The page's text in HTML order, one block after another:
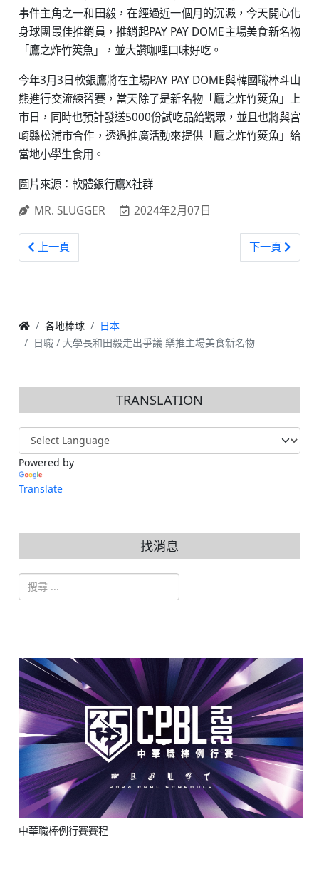
事件主角之一和田毅，在經過近一個月的沉澱，今天開心化
身球團最佳推銷員，推銷起PAY PAY DOME主場美食新名物
「鷹之炸竹筴魚」，並大讚咖哩口味好吃。
今年3月3日軟銀鷹將在主場PAY PAY DOME與韓國職棒斗山
熊進行交流練習賽，當天除了是新名物「鷹之炸竹筴魚」上
市日，同時也預計發送5000份試吃品給觀眾，並且也將與宮
崎縣松浦市合作，透過推廣活動來提供「鷹之炸竹筴魚」給
當地小學生食用。
圖片來源：軟體銀行鷹X社群
MR. SLUGGER
2024年2月07日
上一篇文章: 日本武士 / 備戰12強及歐洲交流戰 井端弘和監
上一頁 下一篇文章:
下一頁
各地棒球
日本
日職 / 大學長和田毅走出爭議 樂推主場美食新名物
TRANSLATION
Powered by
Translate
找消息
搜索
中華職棒例行賽賽程